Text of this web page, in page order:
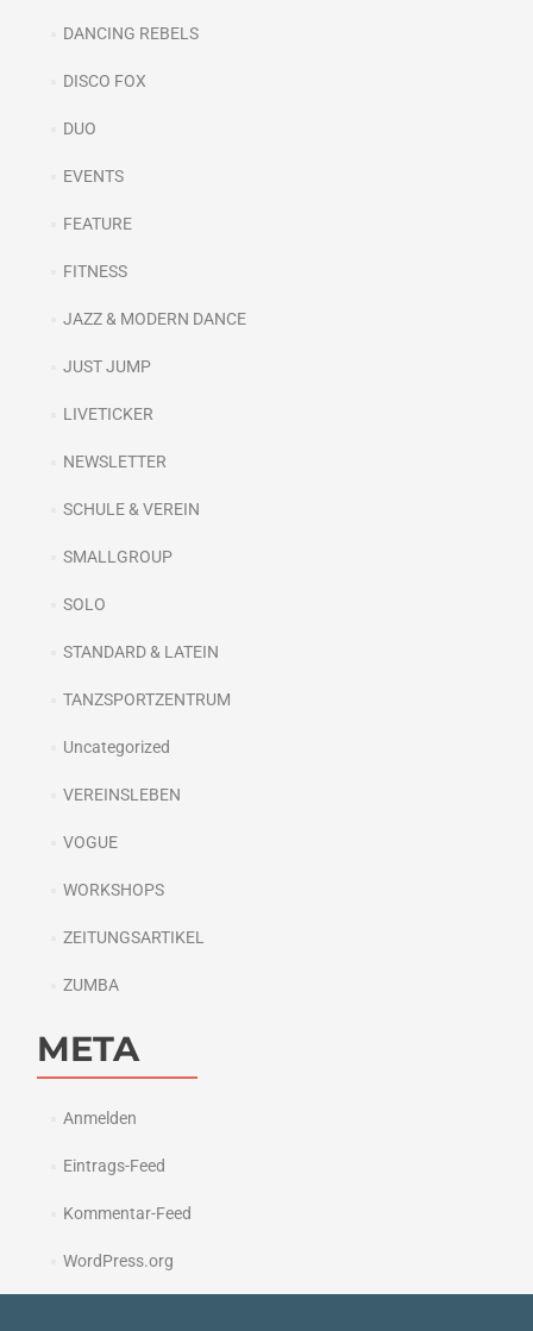
DANCING REBELS
DISCO FOX
DUO
EVENTS
FEATURE
FITNESS
JAZZ & MODERN DANCE
JUST JUMP
LIVETICKER
NEWSLETTER
SCHULE & VEREIN
SMALLGROUP
SOLO
STANDARD & LATEIN
TANZSPORTZENTRUM
Uncategorized
VEREINSLEBEN
VOGUE
WORKSHOPS
ZEITUNGSARTIKEL
ZUMBA
META
Anmelden
Eintrags-Feed
Kommentar-Feed
WordPress.org